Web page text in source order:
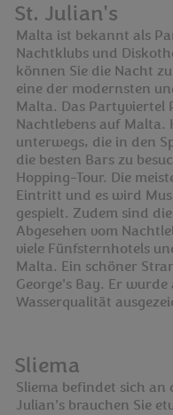
St. Julian's
Malta ist bekannt als
Nachtklubs und
können Sie die Nacht
eine der modernsten
Malta. Das Partyviertel
Nachtlebens auf Malta.
unterwegs, die in den
die besten Bars zu
Hopping-Tour. Die
Eintritt und es wird
gespielt. Zudem sind
Abgesehen vom
viele Fünfsternhotels
Malta. Ein schöner
George's Bay. Er
Wasserqualität
Sliema
Sliema befindet sich an
Julian's brauchen Sie